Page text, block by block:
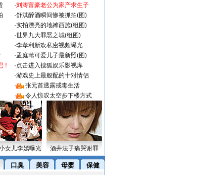
·刘涛富豪老公为家产求生子
·舒淇醉酒瞬间惨被抓拍(图)
·实拍漂亮的地摊西施(组图)
·世界九大罪恶之城(组图)
·李孝利新欢私密视频曝光
·孟庭苇可爱儿子最新照(图)
·点击进入搜狐娱乐影视库
·游戏史上最般配的十对情侣
·
张元首透露戒毒生活
· 令人惊叹太空步下楼方式
女儿李嫣曝光 酒井法子痛哭谢罪